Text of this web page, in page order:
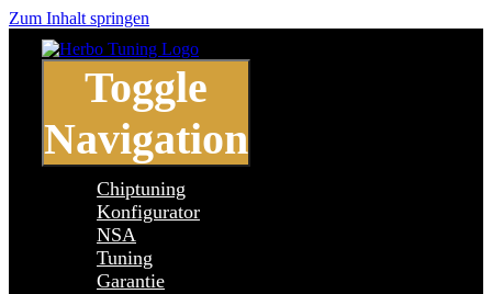
Zum Inhalt springen
Toggle
Navigation
Chiptuning
Konfigurator
NSA
Tuning
Garantie